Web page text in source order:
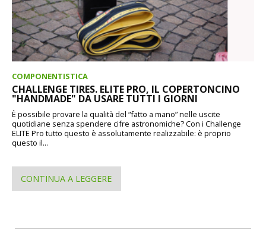
COMPONENTISTICA
CHALLENGE TIRES. ELITE PRO, IL COPERTONCINO
"HANDMADE" DA USARE TUTTI I GIORNI
È possibile provare la qualità del “fatto a mano” nelle uscite
quotidiane senza spendere cifre astronomiche? Con i Challenge
ELITE Pro tutto questo è assolutamente realizzabile: è proprio
questo il...
CONTINUA A LEGGERE